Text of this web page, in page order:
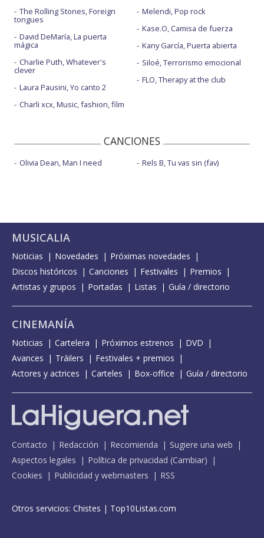
The Rolling Stones, Foreign
tongues
David DeMaría, La puerta
mágica
Charlie Puth, Whatever's
clever
Laura Pausini, Yo canto 2
Charli xcx, Music, fashion, film
Melendi, Pop rock
Kase.O, Camisa de fuerza
Kany García, Puerta abierta
Siloé, Terrorismo emocional
FLO, Therapy at the club
CANCIONES
Olivia Dean, Man I need Rels B, Tu vas sin (fav)
MUSICALIA
Noticias Novedades
Próximas novedades
Discos históricos
Canciones Festivales
Premios
Artistas y grupos
Portadas Listas Guía / directorio
CINEMANÍA
Noticias Cartelera Próximos estrenos
DVD
Avances
Tráilers
Festivales + premios
Actores y actrices
Carteles Box-office Guía / directorio
Contacto Redacción Recomienda
Sugiere una web
Aspectos legales
Política de privacidad (Cambiar)
Cookies
Publicidad y webmasters RSS
Otros servicios: Chistes | Top10Listas.com